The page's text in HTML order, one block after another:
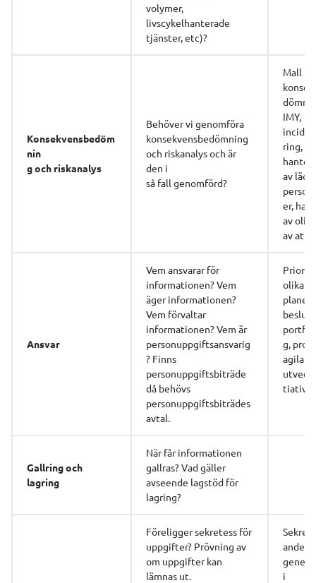
volymer,
livscykelhanterade
tjänster, etc)?
Konsekvensbedöm
nin
g och riskanalys
Behöver vi genomföra
konsekvensbedömning
och riskanalys och är
den i
så fall genomförd?
Mall för
IMY,
ring,
av
er,
av
av
Ansvar
Vem ansvarar för
informationen? Vem
äger informationen?
Vem förvaltar
informationen? Vem är
personuppgiftsansvarig
? Finns
personuppgiftsbiträde
då behövs
personuppgiftsbiträdes
avtal.
olika
planer,
g,
agila
tiativ
Gallring och
lagring
När får informationen
gallras? Vad gäller
avseende lagstöd för
lagring?
Föreligger sekretess för
uppgifter? Prövning av
om uppgifter kan
lämnas ut.
ande
i